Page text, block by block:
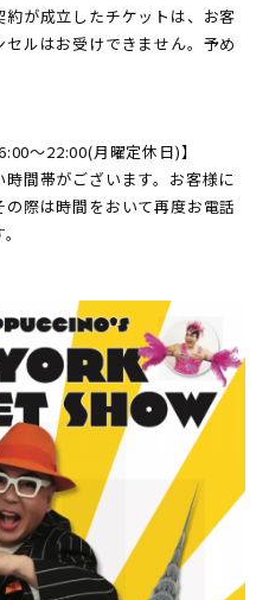
が成立したチケットは、お客
ルはお受けできません。予め
〜22:00(月曜定休日)】
間帯がございます。お客様に
際は時間をおいて再度お電話